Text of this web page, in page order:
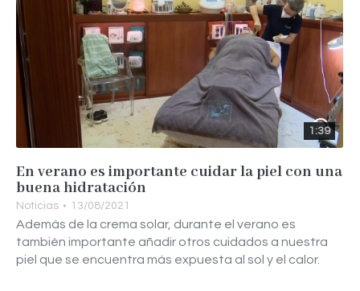
1:39
En verano es importante cuidar la piel con una
buena hidratación
Noticias 13/08/2021
Además de la crema solar, durante el verano es
también importante añadir otros cuidados a nuestra
piel que se encuentra más expuesta al sol y el calor.